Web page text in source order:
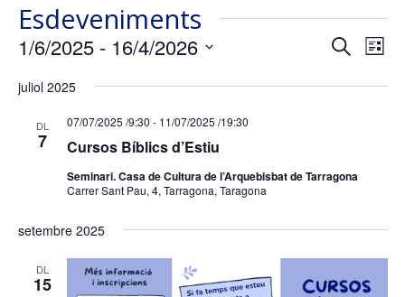
Esdeveniments
visual
i
Cerca
de
Llista
1/6/2025 - 16/4/2026
una
juliol 2025
DL
7 Cursos Bíblics d’Estiu
07/07/2025 /9:30 - 11/07/2025 /19:30
Seminari. Casa de Cultura de l’Arquebisbat de Tarragona
Carrer Sant Pau, 4, Tarragona, Taragona
setembre 2025
DL
15